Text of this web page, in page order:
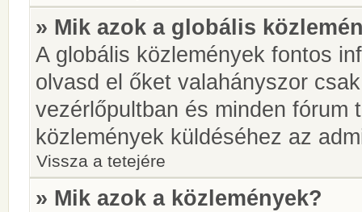
» Mik azok a globális
A globális közlemények fontos
olvasd el őket valahányszor
vezérlőpultban és minden fórum
közlemények küldéséhez az
Vissza a tetejére
» Mik azok a közlemények?